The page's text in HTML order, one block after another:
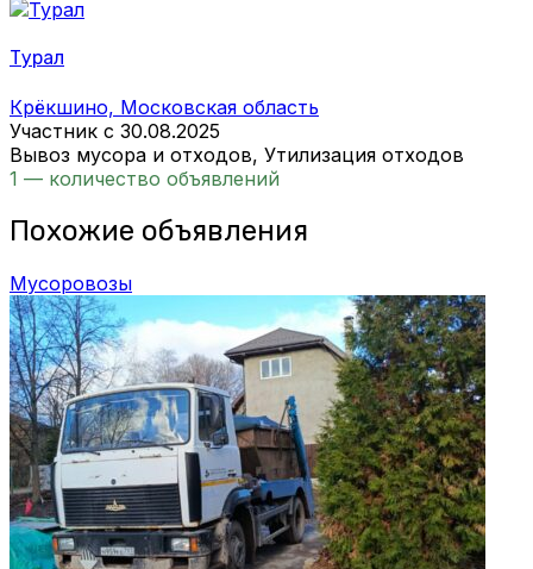
Турал
Крёкшино, Московская область
Участник с 30.08.2025
Вывоз мусора и отходов, Утилизация отходов
1 — количество объявлений
Похожие объявления
Мусоровозы